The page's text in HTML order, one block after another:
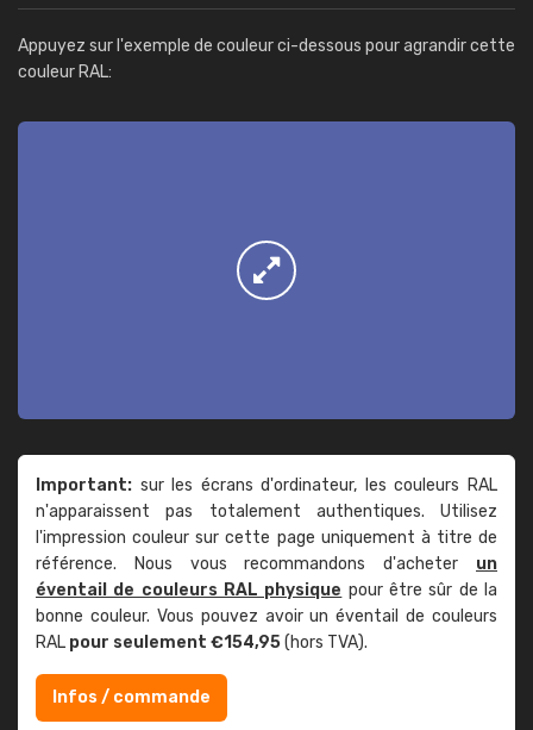
Appuyez sur l'exemple de couleur ci-dessous pour agrandir cette
couleur RAL:
Important: sur les écrans d'ordinateur, les couleurs RAL
n'apparaissent pas totalement authentiques. Utilisez
l'impression couleur sur cette page uniquement à titre de
référence. Nous vous recommandons d'acheter un
éventail de couleurs RAL physique pour être sûr de la
bonne couleur. Vous pouvez avoir un éventail de couleurs
RAL pour seulement €154,95(hors TVA).
Infos / commande